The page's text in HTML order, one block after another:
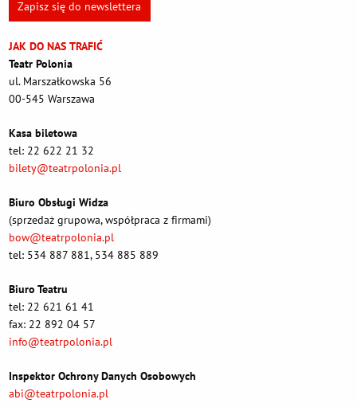
Zapisz się do newslettera
JAK DO NAS TRAFIĆ
Teatr Polonia
ul. Marszałkowska 56
00-545 Warszawa
Kasa biletowa
tel: 22 622 21 32
bilety@teatrpolonia.pl
Biuro Obsługi Widza
(sprzedaż grupowa, współpraca z firmami)
bow@teatrpolonia.pl
tel: 534 887 881, 534 885 889
Biuro Teatru
tel: 22 621 61 41
fax: 22 892 04 57
info@teatrpolonia.pl
Inspektor Ochrony Danych Osobowych
abi@teatrpolonia.pl